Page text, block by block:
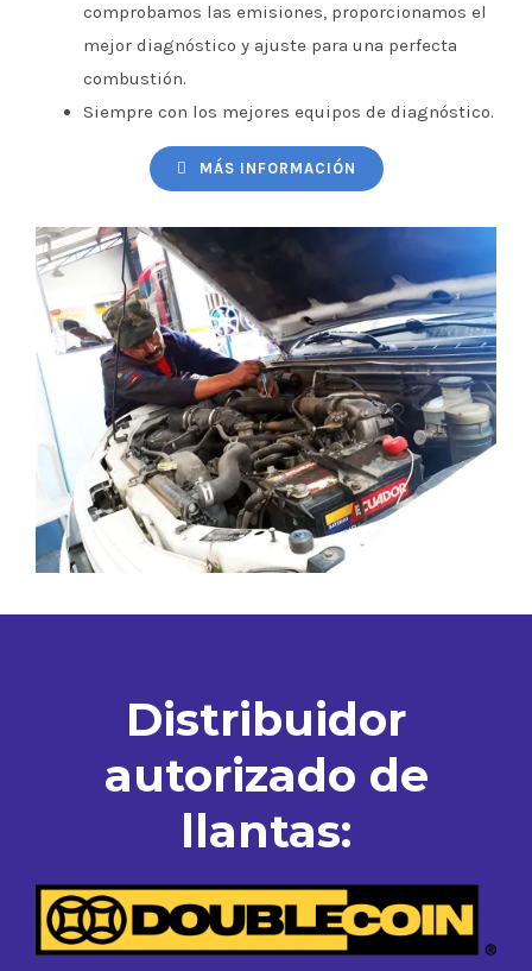
comprobamos las emisiones, proporcionamos el
mejor diagnóstico y ajuste para una perfecta
combustión.
Siempre con los mejores equipos de diagnóstico.
MÁS INFORMACIÓN
Distribuidor
autorizado de
llantas: